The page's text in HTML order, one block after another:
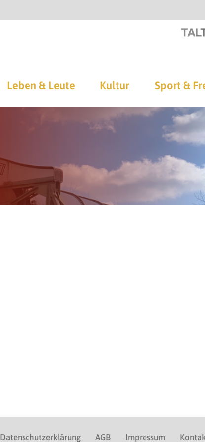
Leben & Leute Kultur Sport &
Datenschutzerklärung AGB Impressum